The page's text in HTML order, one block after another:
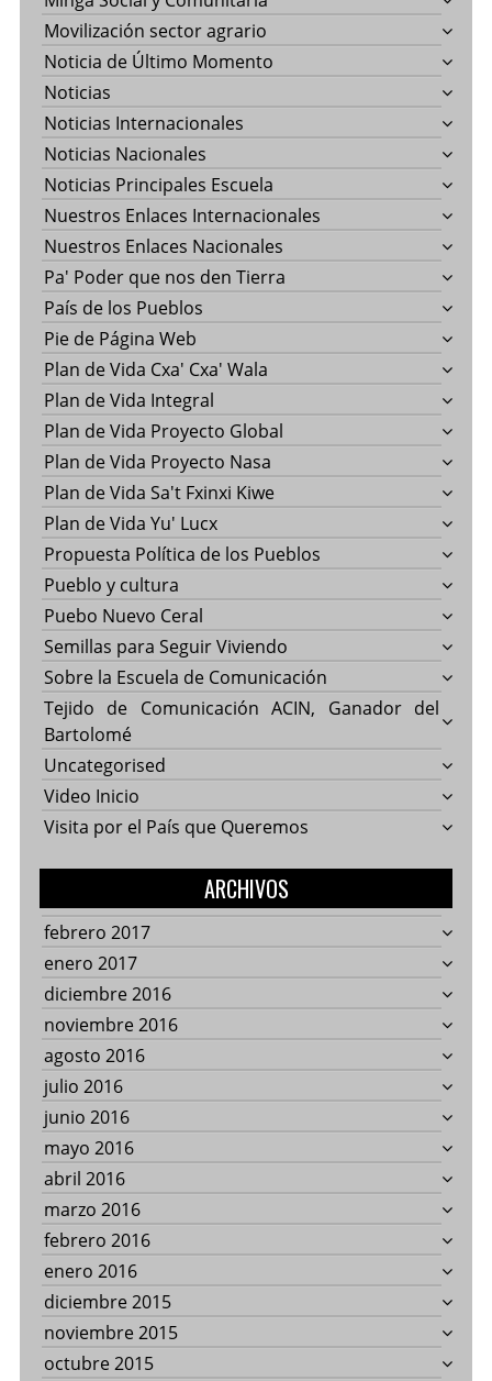
Movilización sector agrario
Noticia de Último Momento
Noticias
Noticias Internacionales
Noticias Nacionales
Noticias Principales Escuela
Nuestros Enlaces Internacionales
Nuestros Enlaces Nacionales
Pa' Poder que nos den Tierra
País de los Pueblos
Pie de Página Web
Plan de Vida Cxa' Cxa' Wala
Plan de Vida Integral
Plan de Vida Proyecto Global
Plan de Vida Proyecto Nasa
Plan de Vida Sa't Fxinxi Kiwe
Plan de Vida Yu' Lucx
Propuesta Política de los Pueblos
Pueblo y cultura
Puebo Nuevo Ceral
Semillas para Seguir Viviendo
Sobre la Escuela de Comunicación
Tejido de Comunicación ACIN, Ganador del
Bartolomé
Uncategorised
Video Inicio
Visita por el País que Queremos
ARCHIVOS
febrero 2017
enero 2017
diciembre 2016
noviembre 2016
agosto 2016
julio 2016
junio 2016
mayo 2016
abril 2016
marzo 2016
febrero 2016
enero 2016
diciembre 2015
noviembre 2015
octubre 2015